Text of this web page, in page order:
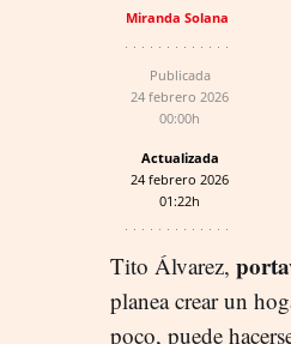
Miranda Solana
Publicada
24 febrero 2026
00:00h
Actualizada
24 febrero 2026
01:22h
Tito Álvarez,
planea crear un
poco, puede